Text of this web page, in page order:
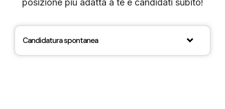
posizione più adatta a te e candidati subito!
Candidatura spontanea